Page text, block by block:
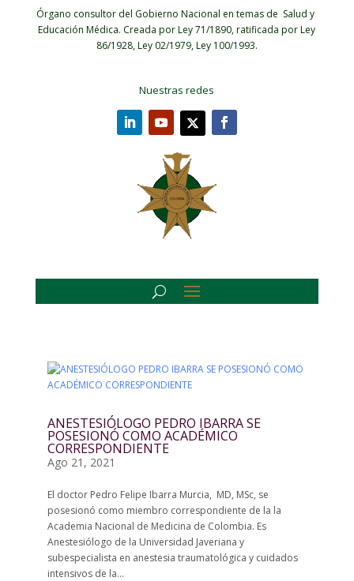
Órgano consultor del Gobierno Nacional en temas de Salud y
Educación Médica. Creada por Ley 71/1890, ratificada por Ley
86/1928, Ley 02/1979, Ley 100/1993.
Nuestras redes
ANESTESIÓLOGO PEDRO IBARRA SE
POSESIONÓ COMO ACADÉMICO
CORRESPONDIENTE
Ago 21, 2021
El doctor Pedro Felipe Ibarra Murcia, MD, MSc, se
posesionó como miembro correspondiente de la la
Academia Nacional de Medicina de Colombia. Es
Anestesiólogo de la Universidad Javeriana y
subespecialista en anestesia traumatológica y cuidados
intensivos de la...